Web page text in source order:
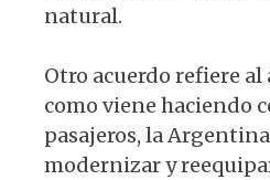
natural.
Otro acuerdo refiere al
como viene haciendo
pasajeros, la
modernizar y